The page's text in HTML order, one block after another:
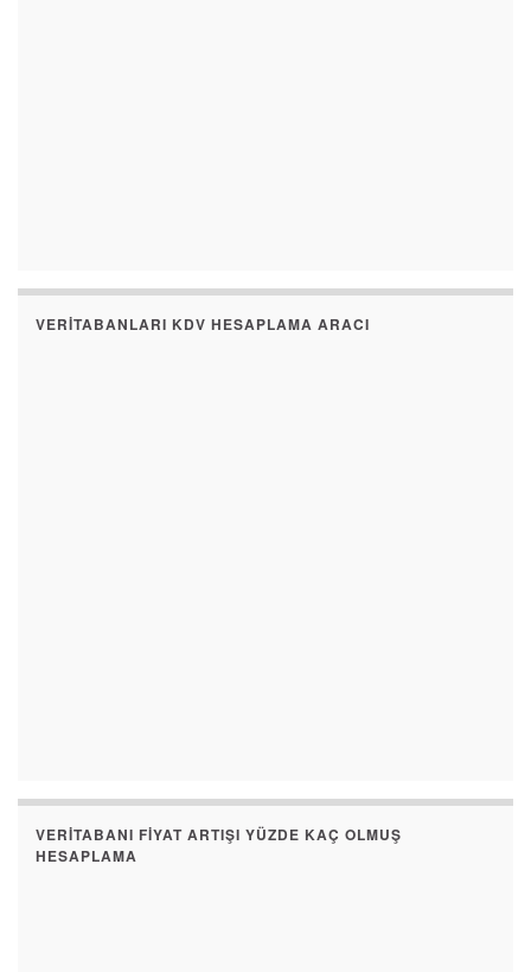
VERITABANLARI KDV HESAPLAMA ARACI
VERITABANI FIYAT ARTIŞI YÜZDE KAÇ OLMUŞ
HESAPLAMA